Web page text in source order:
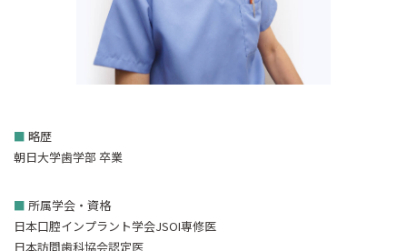
■ 略歴
朝日大学歯学部 卒業
■ 所属学会・資格
日本口腔インプラント学会JSOI専修医
日本訪問歯科協会認定医